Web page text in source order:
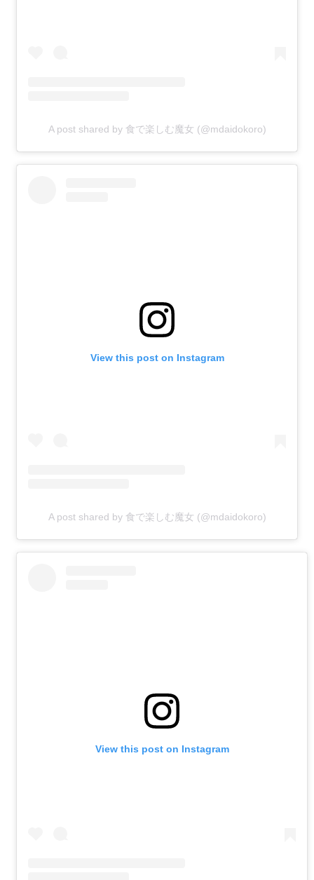
A post shared by 食で楽しむ魔女 (@mdaidokoro)
View this post on Instagram
A post shared by 食で楽しむ魔女 (@mdaidokoro)
View this post on Instagram